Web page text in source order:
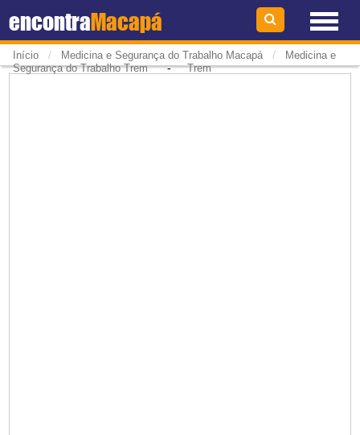
encontraMacapá
Início / Medicina e Segurança do Trabalho Macapá /
Medicina e
Segurança do Trabalho Trem-Trem